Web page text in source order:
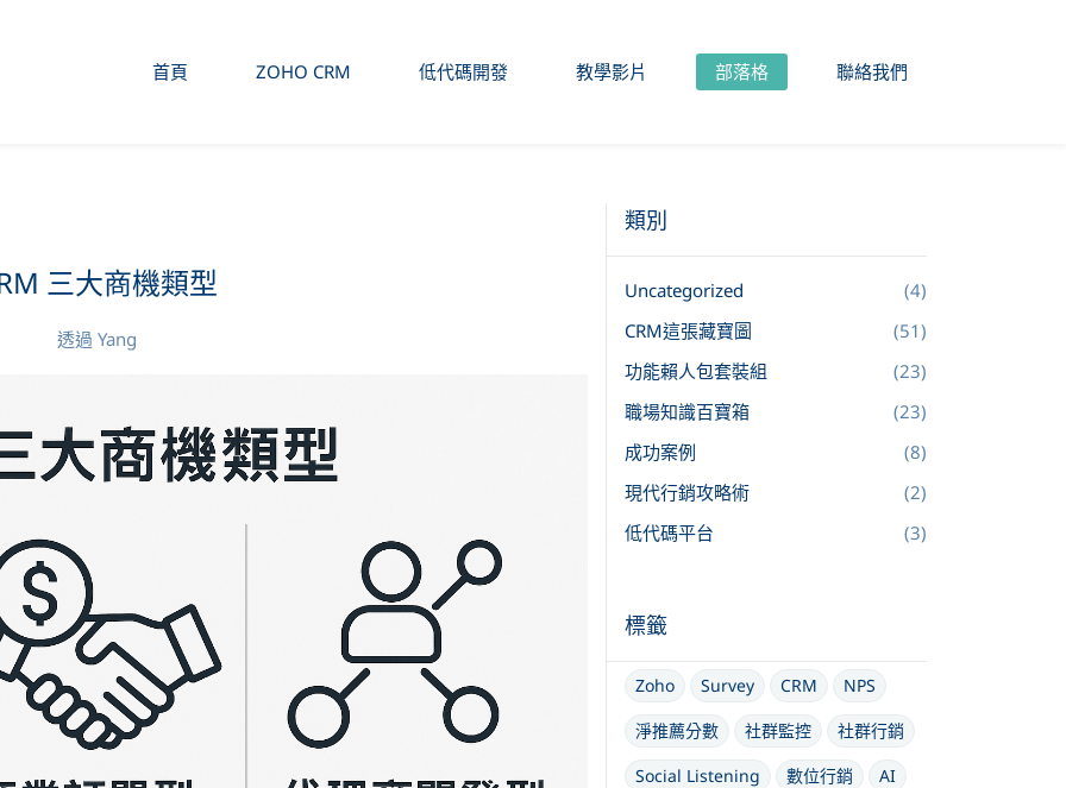
首頁 ZOHO CRM 低代碼開發 教學影片 部落格 聯絡我們
三大商機類型
透過 Yang
類別
Uncategorized
(4)
CRM這張藏寶圖
(51)
功能賴人包套裝組
(23)
職場知識百寶箱
(23)
成功案例
(8)
現代行銷攻略術
(2)
低代碼平台
(3)
標籤
Zoho Survey CRM
NPS
淨推薦分數
社群監控
社群行銷
Social Listening
數位行銷
AI